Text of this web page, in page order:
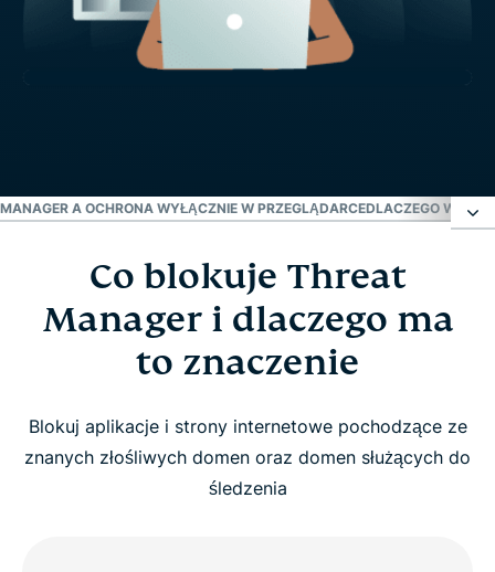
A OCHRONA WYŁĄCZNIE W PRZEGLĄDARCEDLACZEGO
Co blokuje Threat Manager i dlaczego ma to
Jak włączyć menedżera zagrożeń
Obsługiwane urządzenia i wymagania
Co blokuje Threat
Manager i dlaczego ma
to znaczenie
Blokuj aplikacje i strony internetowe pochodzące ze
znanych złośliwych domen oraz domen służących do
śledzenia